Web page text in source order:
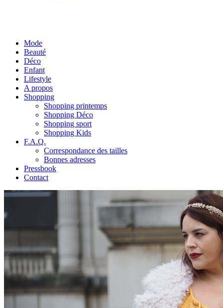
Mode
Beauté
Déco
Enfant
Lifestyle
A propos
Shopping
Shopping printemps
Shopping Déco
Shopping sport
Shopping Kids
F.A.Q.
Correspondance des tailles
Bonnes adresses
Pressbook
Contact